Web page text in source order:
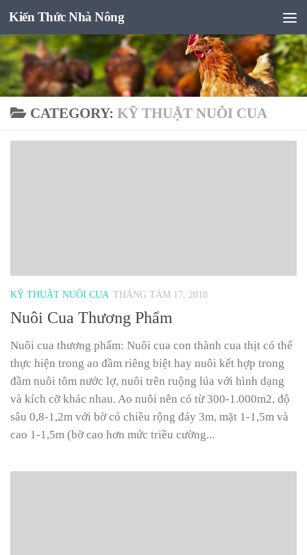
Skip to content
Kiến Thức Nhà Nông
CATEGORY: KỸ THUẬT NUÔI CUA
KỸ THUẬT NUÔI CUA THÁNG TÁM 17, 2018
Nuôi Cua Thương Phẩm
Nuôi cua thương phẩm: Nuôi cua con thành cua thịt có thể
thực hiện trong ao đầm riêng biệt hay nuôi kết hợp trong
đầm nuôi tôm nước lợ, nuôi trên ruộng lúa với hình dạng
và kích cỡ khác nhau. Ao nuôi nên có từ 300-1.000m2, độ
sâu 0,8-1,2m với bờ có chiều rộng đáy 3m, mặt 1-1,5m và
cao 1-1,5m (bờ cao hơn mức triều cường...